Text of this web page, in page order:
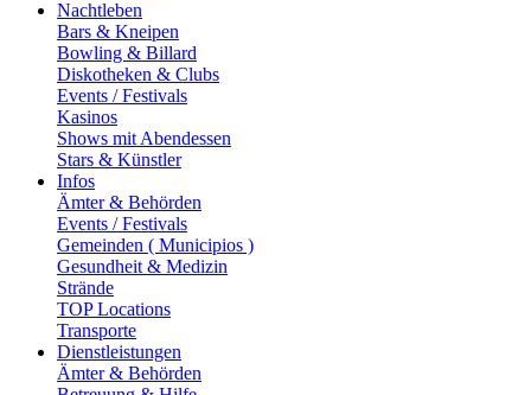
Nachtleben
Bars & Kneipen
Bowling & Billard
Diskotheken & Clubs
Events / Festivals
Kasinos
Shows mit Abendessen
Stars & Künstler
Infos
Ämter & Behörden
Events / Festivals
Gemeinden ( Municipios )
Gesundheit & Medizin
Strände
TOP Locations
Transporte
Dienstleistungen
Ämter & Behörden